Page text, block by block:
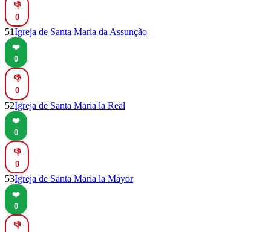
👎
0
51Igreja de Santa Maria da Assunção
❤️
0
👎
0
52Igreja de Santa Maria la Real
❤️
0
👎
0
53Igreja de Santa María la Mayor
❤️
0
👎